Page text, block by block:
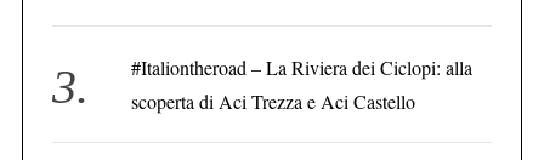
#Italiontheroad – La Riviera dei Ciclopi: alla
scoperta di Aci Trezza e Aci Castello